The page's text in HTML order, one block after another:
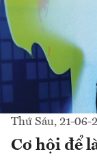
Thứ Sáu, 21-06-
Cơ hội để